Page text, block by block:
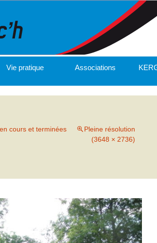
Vie pratique Associations
cours et terminées
Pleine résolution
(3648 × 2736)